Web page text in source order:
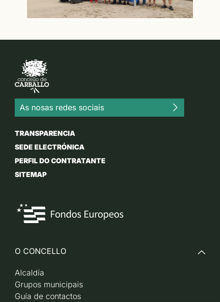
As nosas redes sociais
TRANSPARENCIA
SEDE ELECTRÓNICA
PERFIL DO CONTRATANTE
SITEMAP
O CONCELLO
Alcaldía
Grupos municipais
Guía de contactos